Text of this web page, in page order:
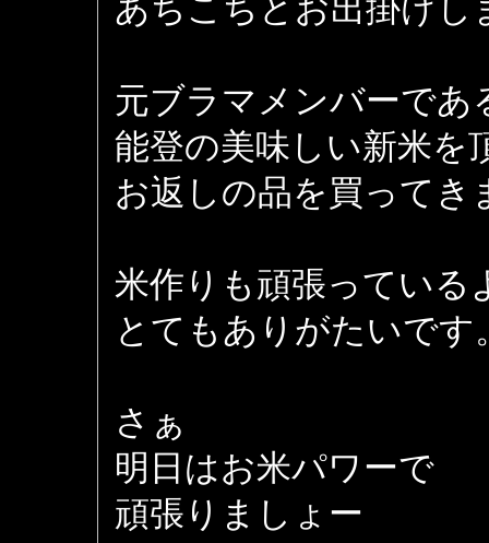
あちこちとお出掛けし
元ブラマメンバーであ
能登の美味しい新米を
お返しの品を買ってき
米作りも頑張っている
とてもありがたいです
さぁ
明日はお米パワーで
頑張りましょー